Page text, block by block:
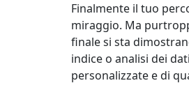
Finalmente il tuo
miraggio. Ma
finale si sta
indice o analisi dei
personalizzate e di